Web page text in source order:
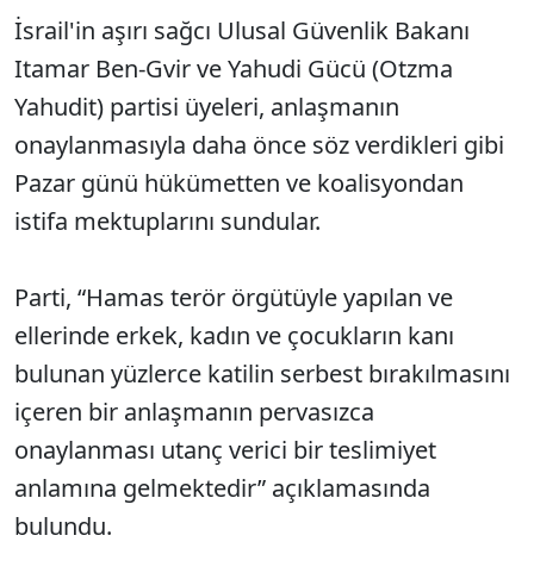
İsrail'in aşırı sağcı Ulusal Güvenlik Bakanı
Itamar Ben-Gvir ve Yahudi Gücü (Otzma
Yahudit) partisi üyeleri, anlaşmanın
onaylanmasıyla daha önce söz verdikleri gibi
Pazar günü hükümetten ve koalisyondan
istifa mektuplarını sundular.
Parti, “Hamas terör örgütüyle yapılan ve
ellerinde erkek, kadın ve çocukların kanı
bulunan yüzlerce katilin serbest bırakılmasını
içeren bir anlaşmanın pervasızca
onaylanması utanç verici bir teslimiyet
anlamına gelmektedir” açıklamasında
bulundu.